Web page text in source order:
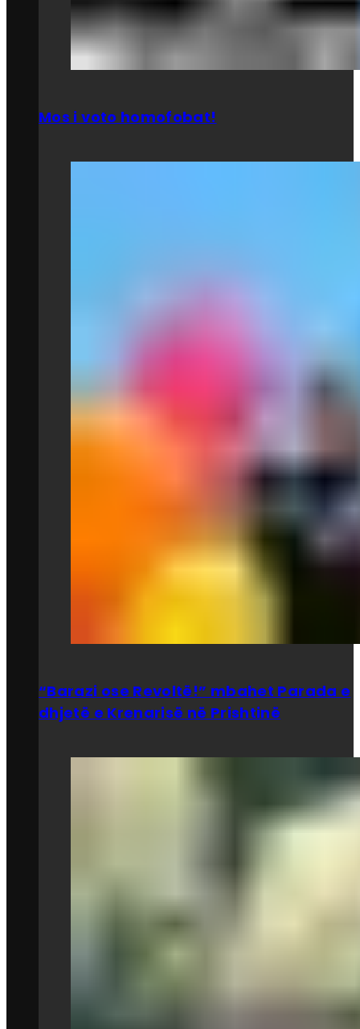
Mos i voto homofobat!
“Barazi ose Revoltë!” mbahet Parada e
dhjetë e Krenarisë në Prishtinë